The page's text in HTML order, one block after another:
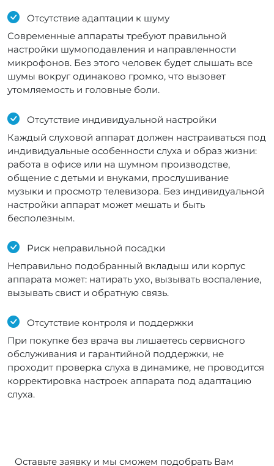
Отсутствие адаптации к шуму
Современные аппараты требуют правильной
настройки шумоподавления и направленности
микрофонов. Без этого человек будет слышать все
шумы вокруг одинаково громко, что вызовет
утомляемость и головные боли.
Отсутствие индивидуальной настройки
Каждый слуховой аппарат должен настраиваться под
индивидуальные особенности слуха и образ жизни:
работа в офисе или на шумном производстве,
общение с детьми и внуками, прослушивание
музыки и просмотр телевизора. Без индивидуальной
настройки аппарат может мешать и быть
бесполезным.
Риск неправильной посадки
Неправильно подобранный вкладыш или корпус
аппарата может: натирать ухо, вызывать воспаление,
вызывать свист и обратную связь.
Отсутствие контроля и поддержки
При покупке без врача вы лишаетесь сервисного
обслуживания и гарантийной поддержки, не
проходит проверка слуха в динамике, не проводится
корректировка настроек аппарата под адаптацию
слуха.
Оставьте заявку и мы сможем подобрать Вам